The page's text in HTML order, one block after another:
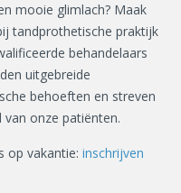
mooie glimlach? Maak
tandprothetische praktijk
behandelaars
uitgebreide
behoeften en streven
onze patiënten.
op vakantie: inschrijven